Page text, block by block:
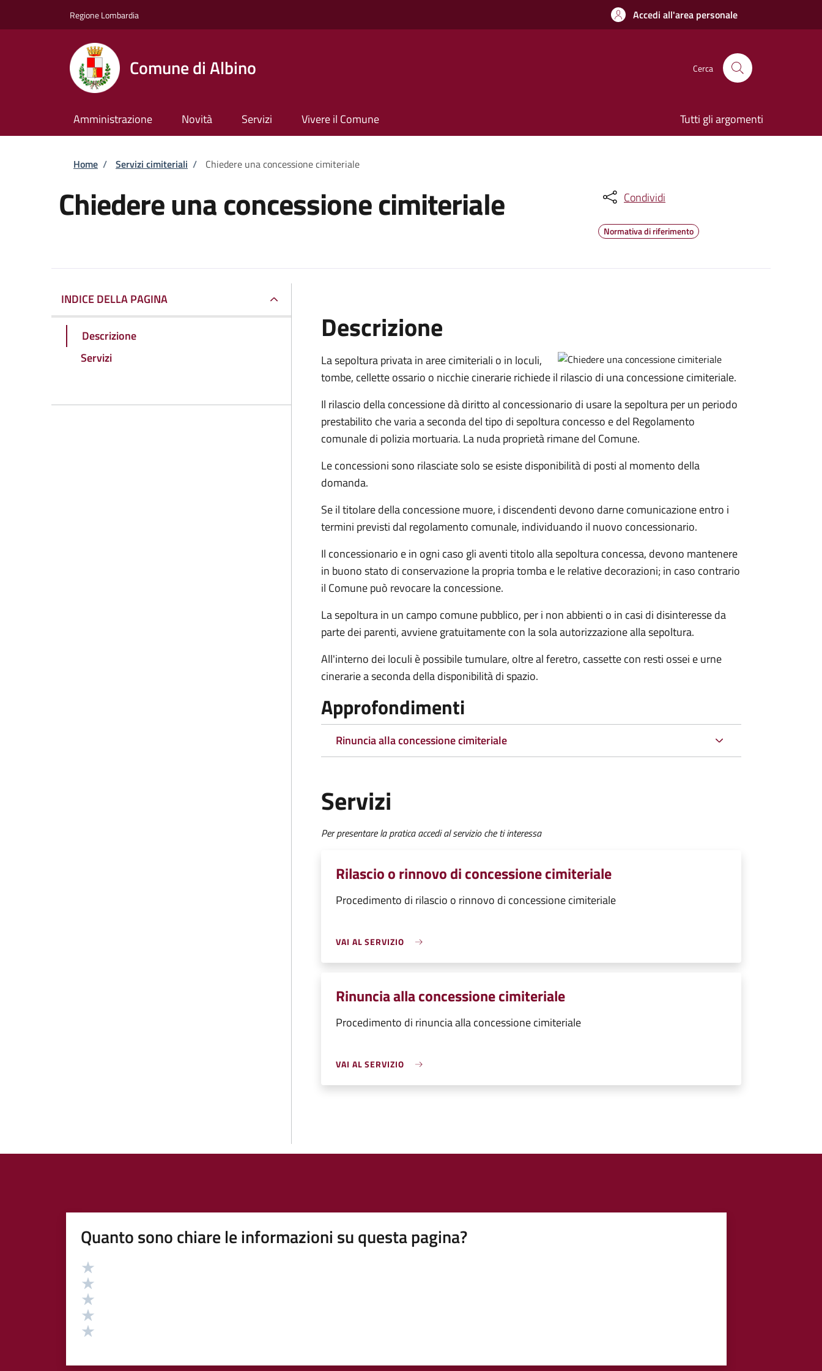
Regione Lombardia Accedi all'area personale
Comune di Albino Cerca
Amministrazione Novità Servizi Vivere il Comune Tutti gli argomenti
Briciole di pane
Home / Servizi cimiteriali / Chiedere una concessione cimiteriale
Chiedere una concessione cimiteriale Condividi
Normativa di riferimento
INDICE DELLA PAGINA
Descrizione
Servizi
Descrizione
La sepoltura privata in aree cimiteriali o in loculi,
tombe, cellette ossario o nicchie cinerarie richiede il rilascio di una concessione cimiteriale.
Il rilascio della concessione dà diritto al concessionario di usare la sepoltura per un periodo
prestabilito che varia a seconda del tipo di sepoltura concesso e del Regolamento
comunale di polizia mortuaria. La nuda proprietà rimane del Comune.
Le concessioni sono rilasciate solo se esiste disponibilità di posti al momento della
domanda.
Se il titolare della concessione muore, i discendenti devono darne comunicazione entro i
termini previsti dal regolamento comunale, individuando il nuovo concessionario.
Il concessionario e in ogni caso gli aventi titolo alla sepoltura concessa, devono mantenere
in buono stato di conservazione la propria tomba e le relative decorazioni; in caso contrario
il Comune può revocare la concessione.
La sepoltura in un campo comune pubblico, per i non abbienti o in casi di disinteresse da
parte dei parenti, avviene gratuitamente con la sola autorizzazione alla sepoltura.
All'interno dei loculi è possibile tumulare, oltre al feretro, cassette con resti ossei e urne
cinerarie a seconda della disponibilità di spazio.
Approfondimenti
Rinuncia alla concessione cimiteriale
Servizi
Per presentare la pratica accedi al servizio che ti interessa
Rilascio o rinnovo di concessione cimiteriale
Procedimento di rilascio o rinnovo di concessione cimiteriale
VAI AL SERVIZIO
Rinuncia alla concessione cimiteriale
Procedimento di rinuncia alla concessione cimiteriale
VAI AL SERVIZIO
Quanto sono chiare le informazioni su questa pagina?
Valutazione